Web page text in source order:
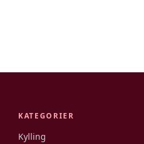
KATEGORIER
Kylling